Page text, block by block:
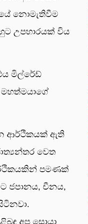
නොමැතිවීම
උපහාරයක් විය
මිල්රේඩ්
ආර්ථිකයක් ඇති
වෙත
පමණක්
ජපානය, චීනය,
අප සොයා